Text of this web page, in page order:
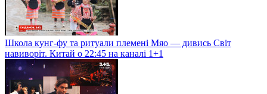
Школа кунг-фу та ритуали племені Мяо — дивись Світ
навиворіт. Китай о 22:45 на каналі 1+1